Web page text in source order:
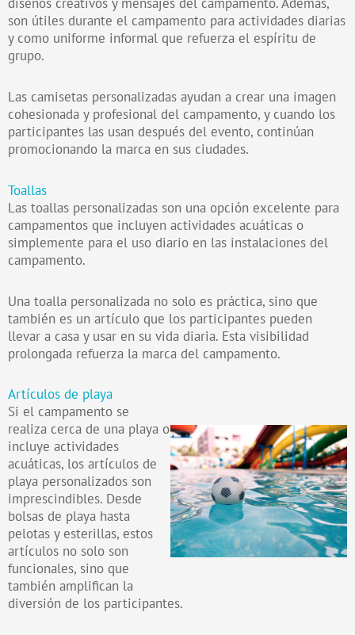
diseños creativos y mensajes del campamento. Además,
son útiles durante el campamento para actividades diarias
y como uniforme informal que refuerza el espíritu de
grupo.
Las camisetas personalizadas ayudan a crear una imagen
cohesionada y profesional del campamento, y cuando los
participantes las usan después del evento, continúan
promocionando la marca en sus ciudades.
Toallas
Las toallas personalizadas son una opción excelente para
campamentos que incluyen actividades acuáticas o
simplemente para el uso diario en las instalaciones del
campamento.
Una toalla personalizada no solo es práctica, sino que
también es un artículo que los participantes pueden
llevar a casa y usar en su vida diaria. Esta visibilidad
prolongada refuerza la marca del campamento.
Artículos de playa
Si el campamento se
realiza cerca de una playa o
incluye actividades
acuáticas, los artículos de
playa personalizados son
imprescindibles. Desde
bolsas de playa hasta
pelotas y esterillas, estos
artículos no solo son
funcionales, sino que
también amplifican la
diversión de los participantes.